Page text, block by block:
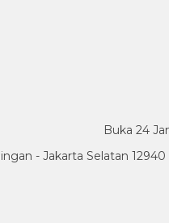
Buka 24
- Jakarta Selatan